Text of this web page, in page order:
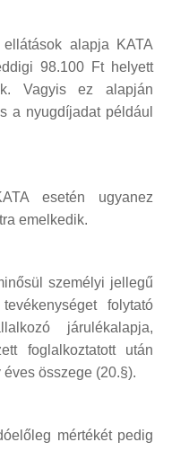
alapja KATA
98.100 Ft helyett
Vagyis ez alapján
a nyugdíjadat például
esetén ugyanez
emelkedik.
személyi jellegű
folytató
járulékalapja,
foglalkoztatott után
összege (20.§).
mértékét pedig